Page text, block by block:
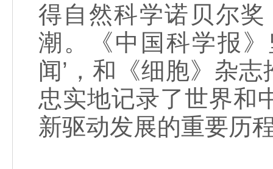
得自然科学诺贝尔
潮。《中国科学报
闻’，和《细胞》杂
忠实地记录了世界和
新驱动发展的重要历